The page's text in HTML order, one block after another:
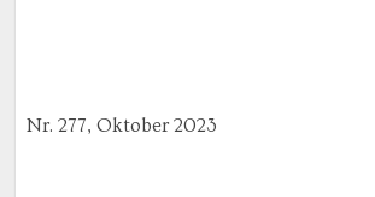
Nr. 277, Oktober 2023